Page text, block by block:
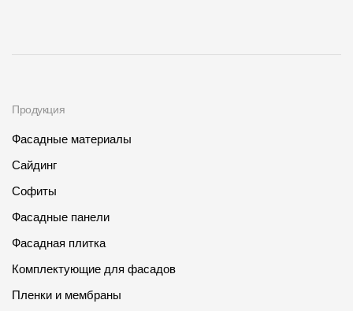
Продукция
Фасадные материалы
Сайдинг
Софиты
Фасадные панели
Фасадная плитка
Комплектующие для фасадов
Пленки и мембраны